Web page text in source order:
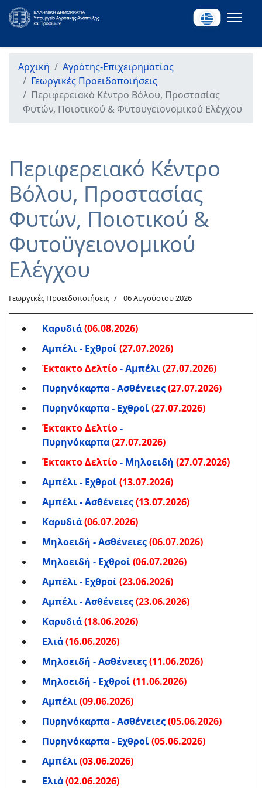
Αρχική
Αγρότης-Επιχειρηματίας
Γεωργικές Προειδοποιήσεις
Περιφερειακό Κέντρο Βόλου, Προστασίας
Φυτών, Ποιοτικού & Φυτοϋγειονομικού Ελέγχου
Περιφερειακό Κέντρο
Βόλου, Προστασίας
Φυτών, Ποιοτικού &
Φυτοϋγειονομικού
Ελέγχου
Γεωργικές Προειδοποιήσεις 06 Αυγούστου 2026
Καρυδιά(06.08.2026)
Αμπέλι - Εχθροί(27.07.2026)
Έκτακτο Δελτίο- Αμπέλι(27.07.2026)
Πυρηνόκαρπα - Ασθένειες(27.07.2026)
Πυρηνόκαρπα - Εχθροί(27.07.2026)
Έκτακτο Δελτίο-
Πυρηνόκαρπα(27.07.2026)
Έκτακτο Δελτίο- Μηλοειδή (27.07.2026)
Αμπέλι - Εχθροί(13.07.2026)
Αμπέλι - Ασθένειες(13.07.2026)
Καρυδιά(06.07.2026)
Μηλοειδή - Ασθένειες(06.07.2026)
Μηλοειδή - Εχθροί(06.07.2026)
Αμπέλι - Εχθροί(23.06.2026)
Αμπέλι - Ασθένειες(23.06.2026)
Καρυδιά(18.06.2026)
Ελιά(16.06.2026)
Μηλοειδή - Ασθένειες(11.06.2026)
Μηλοειδή - Εχθροί(11.06.2026)
Αμπέλι(09.06.2026)
Πυρηνόκαρπα - Ασθένειες(05.06.2026)
Πυρηνόκαρπα - Εχθροί(05.06.2026)
Αμπέλι(03.06.2026)
Ελιά(02.06.2026)